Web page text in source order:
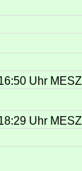
Uhr MESZ
Uhr MESZ